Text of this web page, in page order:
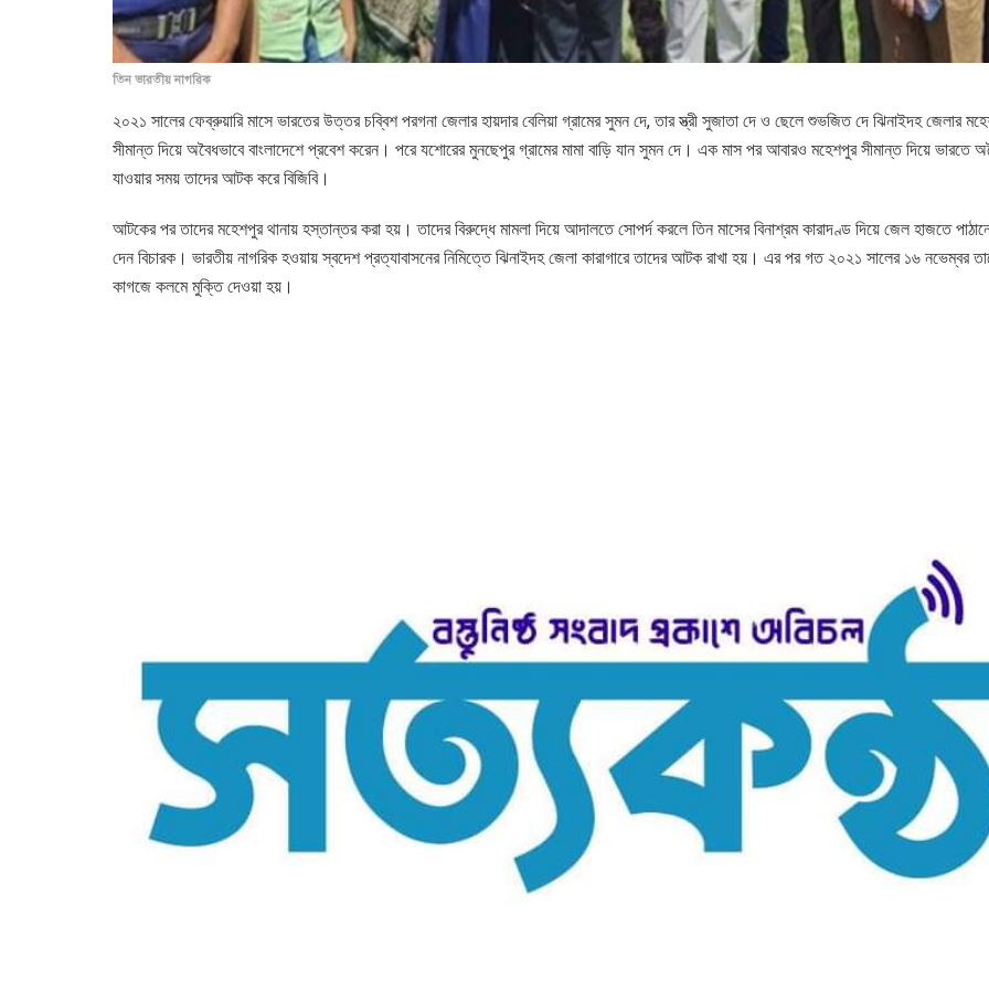
তিন ভারতীয় নাগরিক
২০২১ সালের ফেব্রুয়ারি মাসে ভারতের উত্তর চব্বিশ পরগনা জেলার হায়দার বেলিয়া গ্রামের সুমন দে, তার স্ত্রী সুজাতা দে ও ছেলে শুভজিত দে ঝিনাইদহ জেলার
সীমান্ত দিয়ে অবৈধভাবে বাংলাদেশে প্রবেশ করেন। পরে যশোরের মুনছেপুর গ্রামের মামা বাড়ি যান সুমন দে। এক মাস পর আবারও মহেশপুর সীমান্ত দিয়ে ভারতে
যাওয়ার সময় তাদের আটক করে বিজিবি।
আটকের পর তাদের মহেশপুর থানায় হস্তান্তর করা হয়। তাদের বিরুদ্ধে মামলা দিয়ে আদালতে সোপর্দ করলে তিন মাসের বিনাশ্রম কারাদণ্ড দিয়ে জেল হাজতে
দেন বিচারক। ভারতীয় নাগরিক হওয়ায় স্বদেশ প্রত্যাবাসনের নিমিত্তে ঝিনাইদহ জেলা কারাগারে তাদের আটক রাখা হয়। এর পর গত ২০২১ সালের ১৬ নভেম্বর
কাগজে কলমে মুক্তি দেওয়া হয়।